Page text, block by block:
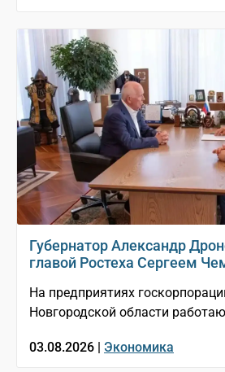
Губернатор Александр
главой Ростеха Сергеем
На предприятиях
Новгородской области
03.08.2026 | Экономика